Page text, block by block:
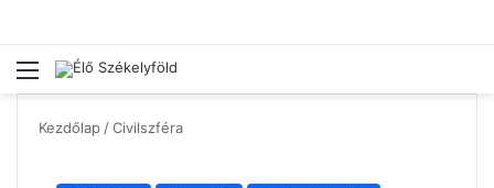
Menü
Kezdőlap /Civilszféra